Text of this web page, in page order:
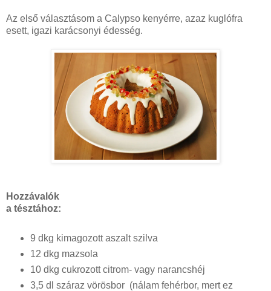
Az első választásom a Calypso kenyérre, azaz kuglófra
esett, igazi karácsonyi édesség.
Hozzávalók
a tésztához:
9 dkg kimagozott aszalt szilva
12 dkg mazsola
10 dkg cukrozott citrom- vagy narancshéj
3,5 dl száraz vörösbor (nálam fehérbor, mert ez